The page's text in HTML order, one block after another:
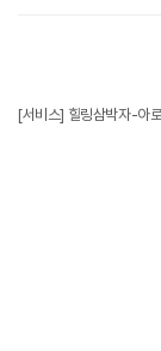
[서비스] 힐링삼박자-아